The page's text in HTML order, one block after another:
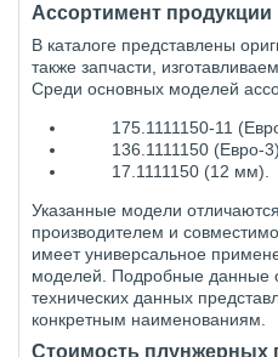
Ассортимент продукции
В каталоге представлены
также запчасти,
Среди основных моделей
175.1111150-11
136.1111150 (Евро-
17.1111150 (12 мм).
Указанные модели
производителем и
имеет универсальное
моделей. Подробные данные
технических данных
конкретным наименованиям.
Стоимость плунжерных